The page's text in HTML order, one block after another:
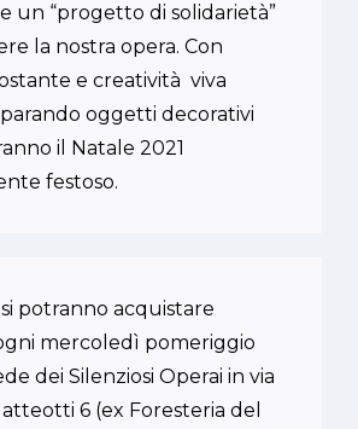
un “progetto di solidarietà”
la nostra opera. Con
e creatività viva
oggetti decorativi
il Natale 2021
festoso.
potranno acquistare
mercoledì pomeriggio
dei Silenziosi Operai in via
6 (ex Foresteria del